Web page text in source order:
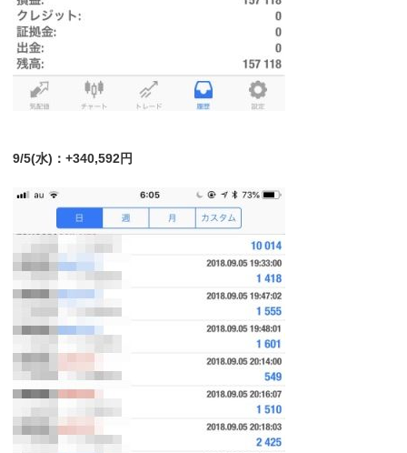
9/5(水)：+340,592円